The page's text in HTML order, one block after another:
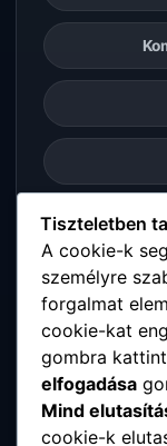
Tiszteletben
A cookie-k
személyre
forgalmat
cookie-kat
gombra
elfogadása
Mind
cookie-k